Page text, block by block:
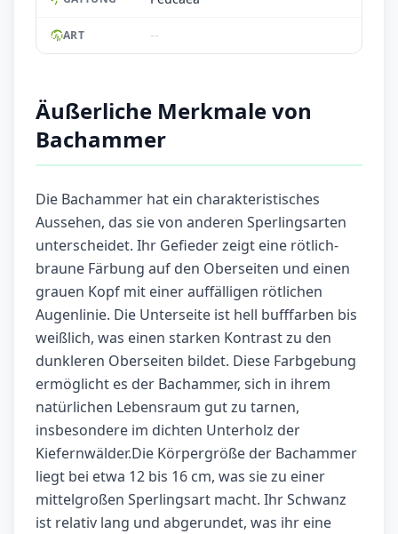
ART --
Äußerliche Merkmale von
Bachammer
Die Bachammer hat ein charakteristisches
Aussehen, das sie von anderen Sperlingsarten
unterscheidet. Ihr Gefieder zeigt eine rötlich-
braune Färbung auf den Oberseiten und einen
grauen Kopf mit einer auffälligen rötlichen
Augenlinie. Die Unterseite ist hell bufffarben bis
weißlich, was einen starken Kontrast zu den
dunkleren Oberseiten bildet. Diese Farbgebung
ermöglicht es der Bachammer, sich in ihrem
natürlichen Lebensraum gut zu tarnen,
insbesondere im dichten Unterholz der
Kiefernwälder.Die Körpergröße der Bachammer
liegt bei etwa 12 bis 16 cm, was sie zu einer
mittelgroßen Sperlingsart macht. Ihr Schwanz
ist relativ lang und abgerundet, was ihr eine